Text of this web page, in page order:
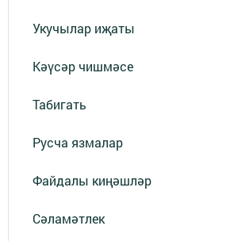
Укучылар иҗаты
Кәүсәр чишмәсе
Табигать
Русча язмалар
Файдалы киңәшләр
Сәламәтлек